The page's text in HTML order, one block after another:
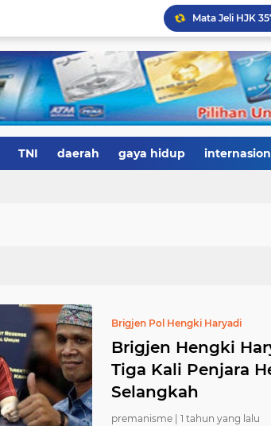
TNI daerah gaya hidup
Brigjen Pol Hengki Haryadi
Brigjen Hengki
Tiga Kali Penjara
Selangkah
premanisme | 1 tahun yang lalu